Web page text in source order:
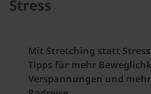
Stress
Mit Stretching statt
Tipps für mehr
Verspannungen und